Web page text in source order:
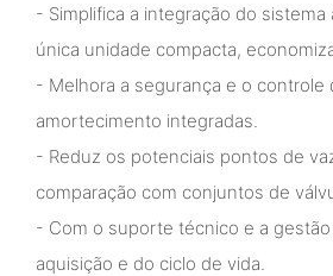
- Simplifica a integração do
única unidade compacta,
- Melhora a segurança e o
amortecimento integradas.
- Reduz os potenciais pontos de
comparação com conjuntos de
- Com o suporte técnico e a
aquisição e do ciclo de vida.